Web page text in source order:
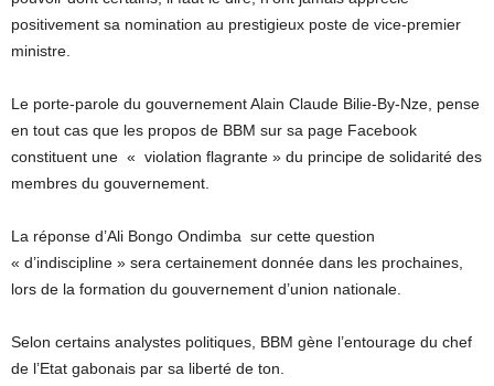
positivement sa nomination au prestigieux poste de vice-premier
ministre.
Le porte-parole du gouvernement Alain Claude Bilie-By-Nze, pense
en tout cas que les propos de BBM sur sa page Facebook
constituent une « violation flagrante » du principe de solidarité des
membres du gouvernement.
La réponse d’Ali Bongo Ondimba sur cette question
« d’indiscipline » sera certainement donnée dans les prochaines,
lors de la formation du gouvernement d’union nationale.
Selon certains analystes politiques, BBM gène l’entourage du chef
de l’Etat gabonais par sa liberté de ton.